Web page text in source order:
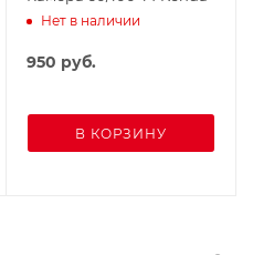
Нет в наличии
950 руб.
В КОРЗИНУ